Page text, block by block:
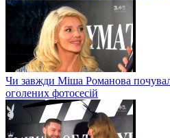
Чи завжди Міша Романова
оголених фотосесій